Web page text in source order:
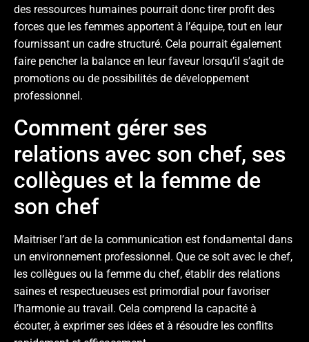
des ressources humaines pourrait donc tirer profit des
forces que les femmes apportent à l’équipe, tout en leur
fournissant un cadre structuré. Cela pourrait également
faire pencher la balance en leur faveur lorsqu’il s’agit de
promotions ou de possibilités de développement
professionnel.
Comment gérer ses
relations avec son chef, ses
collègues et la femme de
son chef
Maitriser l’art de la communication est fondamental dans
un environnement professionnel. Que ce soit avec le chef,
les collègues ou la femme du chef, établir des relations
saines et respectueuses est primordial pour favoriser
l’harmonie au travail. Cela comprend la capacité à
écouter, à exprimer ses idées et à résoudre les conflits